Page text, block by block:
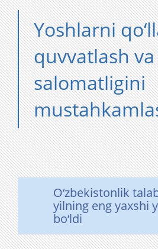
Yoshlarni
quvvatlash
salomatligini
O‘zbekistonlik
yilning eng yaxshi
bo‘ldi